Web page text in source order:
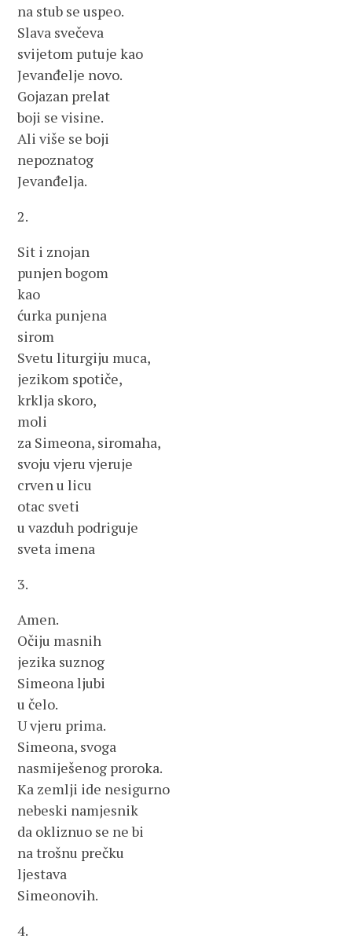
na stub se uspeo.
Slava svečeva
svijetom putuje kao
Jevanđelje novo.
Gojazan prelat
boji se visine.
Ali više se boji
nepoznatog
Jevanđelja.
2.
Sit i znojan
punjen bogom
kao
ćurka punjena
sirom
Svetu liturgiju muca,
jezikom spotiče,
krklja skoro,
moli
za Simeona, siromaha,
svoju vjeru vjeruje
crven u licu
otac sveti
u vazduh podriguje
sveta imena
3.
Amen.
Očiju masnih
jezika suznog
Simeona ljubi
u čelo.
U vjeru prima.
Simeona, svoga
nasmiješenog proroka.
Ka zemlji ide nesigurno
nebeski namjesnik
da okliznuo se ne bi
na trošnu prečku
ljestava
Simeonovih.
4.